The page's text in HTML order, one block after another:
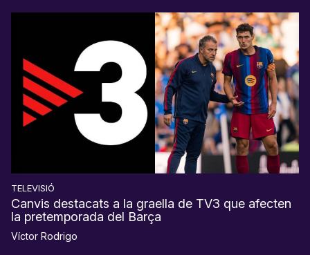
TELEVISIÓ
Canvis destacats a la graella de TV3 que afecten
la pretemporada del Barça
Víctor Rodrigo